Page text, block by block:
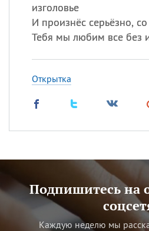
изголовье
И произнёс серьёзно,
Тебя мы любим все без
Открытка
Подпишитесь на
Каждую неделю мы